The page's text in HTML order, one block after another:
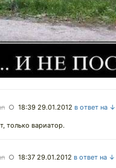
○ 18:39 29.01.2012 в ответ на ↓
только вариатор.
○ 18:37 29.01.2012 в ответ на ↓